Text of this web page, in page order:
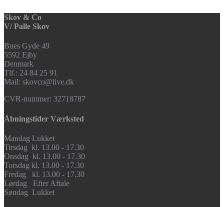
Skov & Co
V/ Palle Skov
Bues Gyde 49
5592 Ejby
Denmark
Tlf.: 24 84 25 91
Mail: skovco@live.dk
CVR-nummer: 32718787
Åbningstider Værksted
Mandag Lukket
Tirsdag kl. 13.00 - 17.30
Onsdag kl. 13.00 - 17.30
Torsdag kl. 13.00 - 17.30
Fredag kl. 13.00 - 17.30
Lørdag Efter Aftale
Søndag Lukket